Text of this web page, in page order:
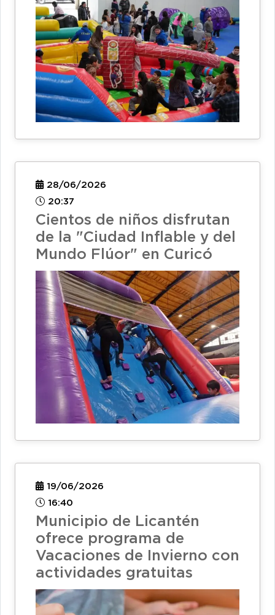
28/06/2026
20:37
Cientos de niños disfrutan
de la "Ciudad Inflable y del
Mundo Flúor" en Curicó
19/06/2026
16:40
Municipio de Licantén
ofrece programa de
Vacaciones de Invierno con
actividades gratuitas